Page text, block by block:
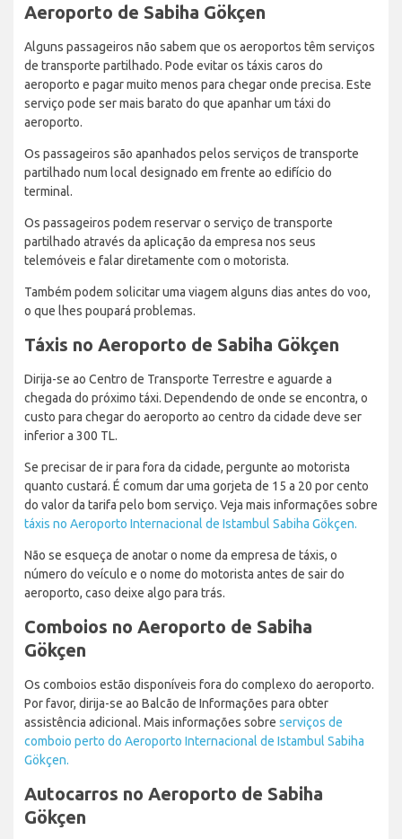
Aeroporto de Sabiha Gökçen
Alguns passageiros não sabem que os aeroportos têm serviços
de transporte partilhado. Pode evitar os táxis caros do
aeroporto e pagar muito menos para chegar onde precisa. Este
serviço pode ser mais barato do que apanhar um táxi do
aeroporto.
Os passageiros são apanhados pelos serviços de transporte
partilhado num local designado em frente ao edifício do
terminal.
Os passageiros podem reservar o serviço de transporte
partilhado através da aplicação da empresa nos seus
telemóveis e falar diretamente com o motorista.
Também podem solicitar uma viagem alguns dias antes do voo,
o que lhes poupará problemas.
Táxis no Aeroporto de Sabiha Gökçen
Dirija-se ao Centro de Transporte Terrestre e aguarde a
chegada do próximo táxi. Dependendo de onde se encontra, o
custo para chegar do aeroporto ao centro da cidade deve ser
inferior a 300 TL.
Se precisar de ir para fora da cidade, pergunte ao motorista
quanto custará. É comum dar uma gorjeta de 15 a 20 por cento
do valor da tarifa pelo bom serviço. Veja mais informações sobre
táxis no Aeroporto Internacional de Istambul Sabiha Gökçen.
Não se esqueça de anotar o nome da empresa de táxis, o
número do veículo e o nome do motorista antes de sair do
aeroporto, caso deixe algo para trás.
Comboios no Aeroporto de Sabiha
Gökçen
Os comboios estão disponíveis fora do complexo do aeroporto.
Por favor, dirija-se ao Balcão de Informações para obter
assistência adicional. Mais informações sobre serviços de
comboio perto do Aeroporto Internacional de Istambul Sabiha
Gökçen.
Autocarros no Aeroporto de Sabiha
Gökçen